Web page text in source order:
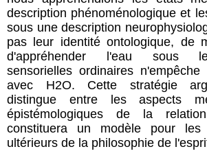
description phénoménologique et
sous une description
pas leur identité ontologique, de
d'appréhender l'eau sous
sensorielles ordinaires
avec H2O. Cette stratégie
distingue entre les aspects
épistémologiques de la
constituera un modèle pour les
ultérieurs de la philosophie de